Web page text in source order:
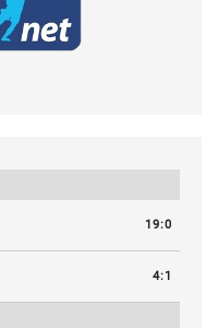
19:0
4:1